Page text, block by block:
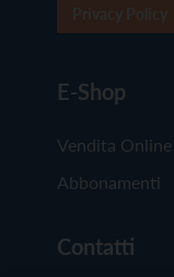
E-Shop
Vendita Online
Abbonamenti
Contatti